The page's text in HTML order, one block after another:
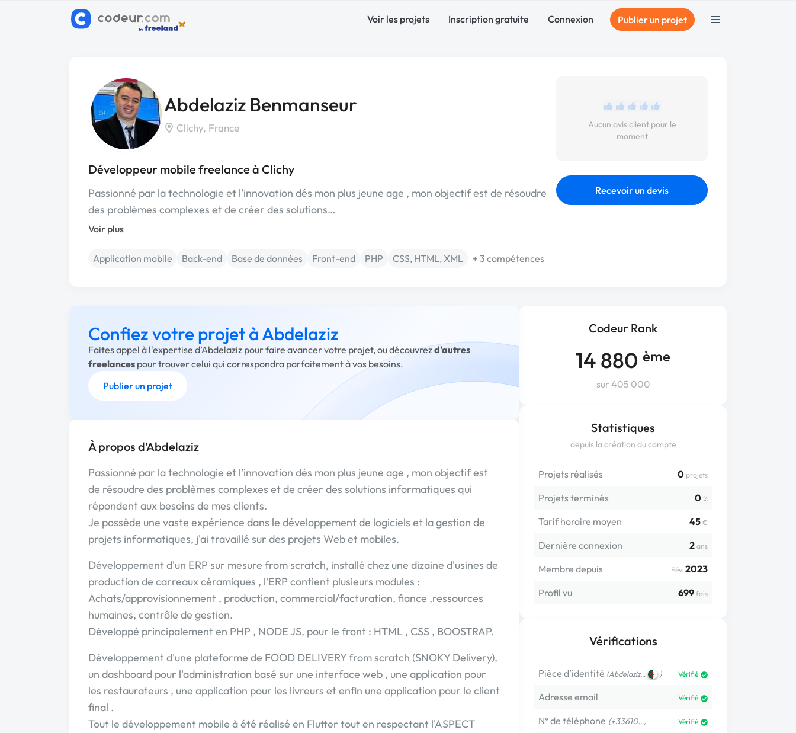
Voir les projets Inscription gratuite Connexion Publier un projet
Abdelaziz Benmanseur
Clichy, France
Développeur mobile freelance à Clichy
Passionné par la technologie et l'innovation dés mon plus jeune age , mon objectif est de résoudre
des problèmes complexes et de créer des solutions…
Voir plus
Application mobile Back-end Base de données Front-end PHP CSS, HTML, XML + 3 compétences
Aucun avis client pour le
moment
Recevoir un devis
Codeur Rank
14 880 ème
sur 405 000
Statistiques
depuis la création du compte
Projets réalisés 0 projets
Projets terminés 0 %
Tarif horaire moyen 45 €
Dernière connexion 2 ans
Membre depuis Fév. 2023
Profil vu
699 fois
Vérifications
Pièce d’identité (Abdelaziz… ) Vérifié
Adresse email Vérifié
N° de téléphone (+33610…) Vérifié
Confiez votre projet à Abdelaziz
Faites appel à l'expertise d’Abdelaziz pour faire avancer votre projet, ou découvrezd'autres
freelances pour trouver celui qui correspondra parfaitement à vos besoins.
Publier un projet
À propos d’Abdelaziz
Passionné par la technologie et l'innovation dés mon plus jeune age , mon objectif est
de résoudre des problèmes complexes et de créer des solutions informatiques qui
répondent aux besoins de mes clients.
Je possède une vaste expérience dans le développement de logiciels et la gestion de
projets informatiques, j'ai travaillé sur des projets Web et mobiles.
Développement d'un ERP sur mesure from scratch, installé chez une dizaine d'usines de
production de carreaux céramiques , l'ERP contient plusieurs modules :
Achats/approvisionnement , production, commercial/facturation, fiance ,ressources
humaines, contrôle de gestion.
Développé principalement en PHP , NODE JS, pour le front : HTML , CSS , BOOSTRAP.
Développement d'une plateforme de FOOD DELIVERY from scratch (SNOKY Delivery),
un dashboard pour l'administration basé sur une interface web , une application pour
les restaurateurs , une application pour les livreurs et enfin une application pour le client
final .
Tout le développement mobile à été réalisé en Flutter tout en respectant l'ASPECT